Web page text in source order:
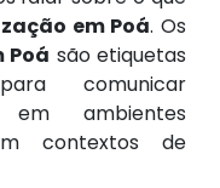
em Poá. Os
Poá são etiquetas
comunicar
em ambientes
contextos de